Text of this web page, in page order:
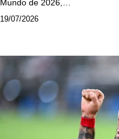
Mundo de 2026,…
19/07/2026